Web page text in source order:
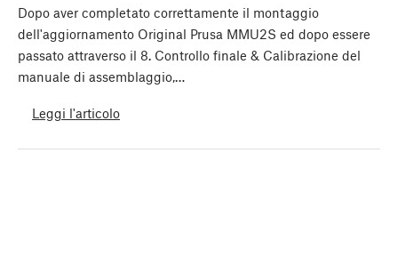
Dopo aver completato correttamente il montaggio
dell'aggiornamento Original Prusa MMU2S ed dopo essere
passato attraverso il 8. Controllo finale & Calibrazione del
manuale di assemblaggio,…
Leggi l'articolo